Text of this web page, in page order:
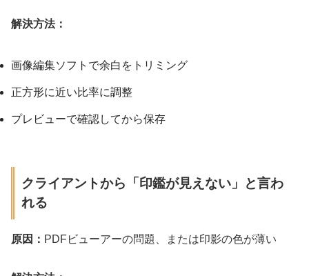
解決方法：
画像編集ソフトで余白をトリミング
正方形に近い比率に調整
プレビューで確認してから保存
クライアントから「印鑑が見えない」と言わ
れる
原因： PDFビューアーの問題、または印影の色が薄い